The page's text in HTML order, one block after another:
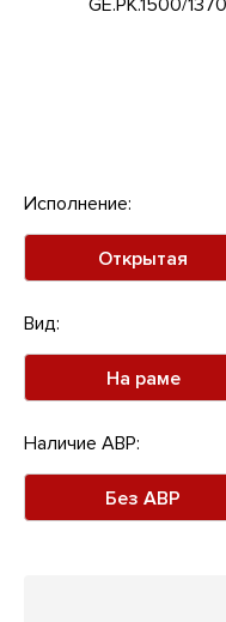
Исполнение:
Открытая
Вид:
На раме
Наличие АВР:
Без АВР